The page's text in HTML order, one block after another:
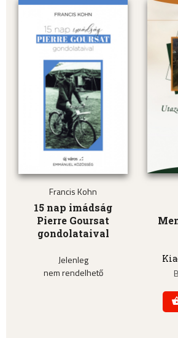
Francis Kohn
15 nap imádság
Pierre Goursat
gondolataival
Jelenleg
nem rendelhető